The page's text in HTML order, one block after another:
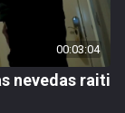
00:03:04
nevedas raiti